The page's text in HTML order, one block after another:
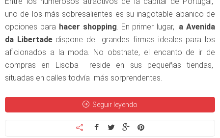
uno de los más sobresalientes es su inagotable abanico de
opciones para hacer shopping . En primer lugar, la Avenida
da Libertadedispone de grandes firmas ideales para los
aficionados a la moda. No obstnate, el encanto de ir de
compras en Lisoba reside en sus pequeñas tiendas,
situadas en calles todvía más sorprendentes.
Seguir leyendo